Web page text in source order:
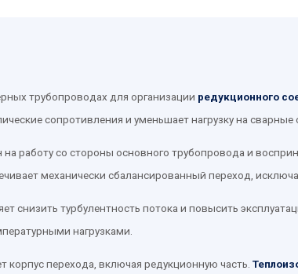
трубопроводах для организации редукционного
сопротивления и уменьшает нагрузку на сварные
на работу со стороны основного трубопровода и
механически сбалансированный переход,
снизить турбулентность потока и повысить
нагрузками.
корпус перехода, включая редукционную часть.